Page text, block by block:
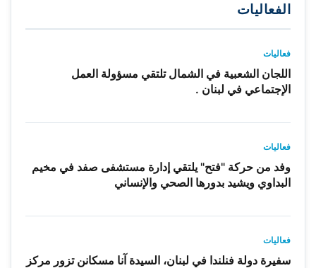
الفعاليات
فعاليات
اللجان الشعبية في الشمال تلتقي مسؤولة العمل
الإجتماعي في لبنان .
فعاليات
وفد من حركة "فتح" يلتقي إدارة مستشفى صفد في مخيم
البداوي ويشيد بدورها الصحي والإنساني
فعاليات
سفيرة دولة فنلندا في لبنان، السيدة آنا مسكانن تزور مركز